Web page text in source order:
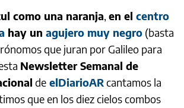
como una naranja, en el centro
hay un agujero muy negro (basta
que juran por Galileo para
Newsletter Semanal de
de elDiarioARcantamos la
que en los diez cielos combos